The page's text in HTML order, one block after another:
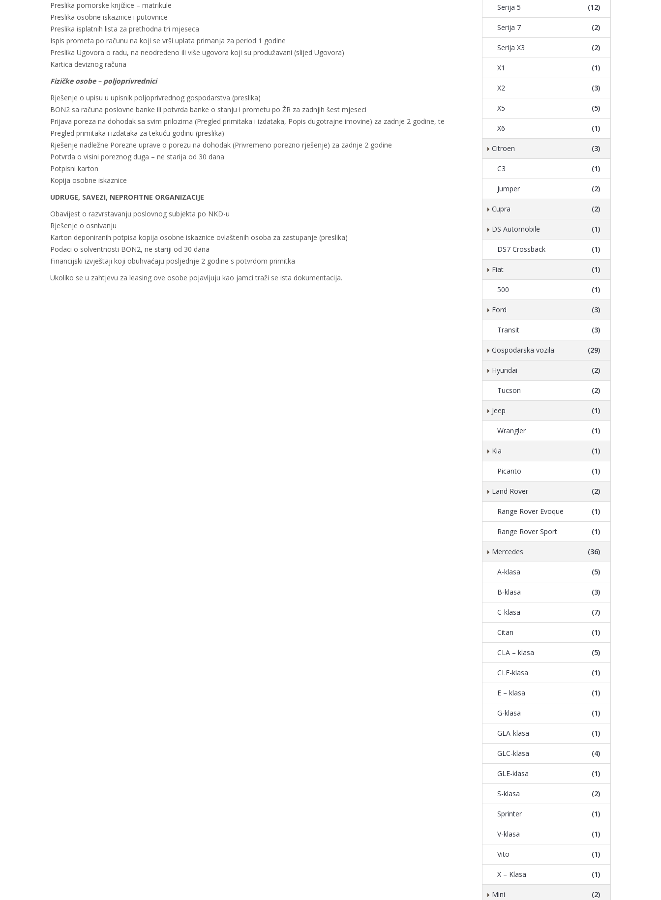
Preslika pomorske knjižice – matrikule
Preslika osobne iskaznice i putovnice
Preslika isplatnih lista za prethodna tri mjeseca
Ispis prometa po računu na koji se vrši uplata primanja za period 1 godine
Preslika Ugovora o radu, na neodredeno ili više ugovora koji su produžavani (slijed Ugovora)
Kartica deviznog računa
Fizičke osobe – poljoprivrednici
Rješenje o upisu u upisnik poljoprivrednog gospodarstva (preslika)
BON2 sa računa poslovne banke ili potvrda banke o stanju i prometu po ŽR za zadnjih šest mjeseci
Prijava poreza na dohodak sa svim prilozima (Pregled primitaka i izdataka, Popis dugotrajne imovine) za zadnje 2 godine, te
Pregled primitaka i izdataka za tekuću godinu (preslika)
Rješenje nadležne Porezne uprave o porezu na dohodak (Privremeno porezno rješenje) za zadnje 2 godine
Potvrda o visini poreznog duga – ne starija od 30 dana
Potpisni karton
Kopija osobne iskaznice
UDRUGE, SAVEZI, NEPROFITNE ORGANIZACIJE
Obavijest o razvrstavanju poslovnog subjekta po NKD-u
Rješenje o osnivanju
Karton deponiranih potpisa kopija osobne iskaznice ovlaštenih osoba za zastupanje (preslika)
Podaci o solventnosti BON2, ne stariji od 30 dana
Financijski izvještaji koji obuhvaćaju posljednje 2 godine s potvrdom primitka
Ukoliko se u zahtjevu za leasing ove osobe pojavljuju kao jamci traži se ista dokumentacija.
Serija 5 (12)
Serija 7 (2)
Serija X3 (2)
X1 (1)
X2 (3)
X5 (5)
X6 (1)
Citroen (3)
C3 (1)
Jumper (2)
Cupra (2)
DS Automobile (1)
DS7 Crossback (1)
Fiat (1)
500 (1)
Ford (3)
Transit (3)
Gospodarska vozila (29)
Hyundai (2)
Tucson (2)
Jeep (1)
Wrangler (1)
Kia (1)
Picanto (1)
Land Rover (2)
Range Rover Evoque (1)
Range Rover Sport (1)
Mercedes (36)
A-klasa (5)
B-klasa (3)
C-klasa (7)
Citan (1)
CLA – klasa (5)
CLE-klasa (1)
E – klasa (1)
G-klasa (1)
GLA-klasa (1)
GLC-klasa (4)
GLE-klasa (1)
S-klasa (2)
Sprinter (1)
V-klasa (1)
Vito (1)
X – Klasa (1)
Mini (2)